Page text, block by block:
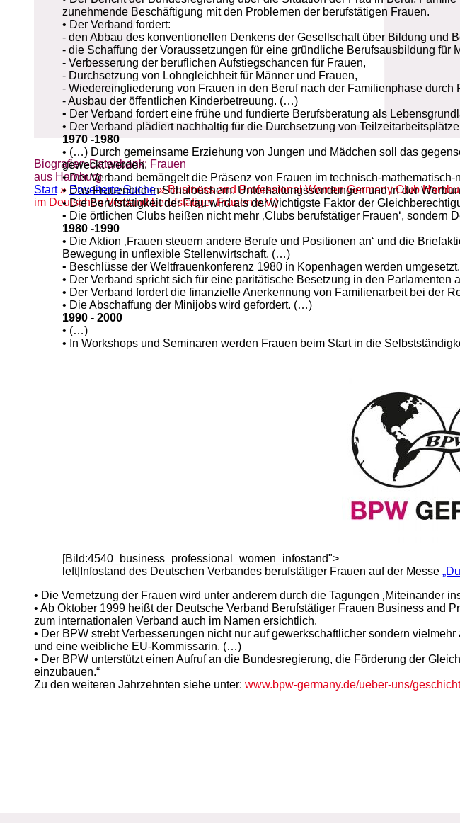
Biografien-Datenbank: Frauen
aus Hamburg
Start» Erweiterte Suche» Business and Professional Women Germany Club
im Deutschen Verband berufstätiger Frauen e.V.)
zunehmende Beschäftigung mit den Problemen der berufstätigen Frauen.
• Der Verband fordert:
- den Abbau des konventionellen Denkens der Gesellschaft über Bildung und
- die Schaffung der Voraussetzungen für eine gründliche Berufsausbildung für
- Verbesserung der beruflichen Aufstiegschancen für Frauen,
- Durchsetzung von Lohngleichheit für Männer und Frauen,
- Wiedereingliederung von Frauen in den Beruf nach der Familienphase durch
- Ausbau der öffentlichen Kinderbetreuung. (…)
• Der Verband fordert eine frühe und fundierte Berufsberatung als
• Der Verband plädiert nachhaltig für die Durchsetzung von
1970 -1980
• (…) Durch gemeinsame Erziehung von Jungen und Mädchen soll das
geweckt werden.
• Der Verband bemängelt die Präsenz von Frauen im technisch-
• Das Frauenbild in Schulbüchern, Unterhaltungssendungen und in der
• Die Berufstätigkeit der Frau wird als der wichtigste Faktor der
• Die örtlichen Clubs heißen nicht mehr ‚Clubs berufstätiger Frauen‘,
1980 -1990
• Die Aktion ‚Frauen steuern andere Berufe und Positionen an‘ und die
Bewegung in unflexible Stellenwirtschaft. (…)
• Beschlüsse der Weltfrauenkonferenz 1980 in Kopenhagen werden
• Der Verband spricht sich für eine paritätische Besetzung in den Parlamenten
• Der Verband fordert die finanzielle Anerkennung von Familienarbeit bei der
• Die Abschaffung der Minijobs wird gefordert. (…)
1990 - 2000
• (…)
• In Workshops und Seminaren werden Frauen beim Start in die
[Bild:4540_business_professional_women_infostand">
left|Infostand des Deutschen Verbandes berufstätiger Frauen auf der Messe
• Die Vernetzung der Frauen wird unter anderem durch die Tagungen ‚Miteinander
• Ab Oktober 1999 heißt der Deutsche Verband Berufstätiger Frauen Business and
zum internationalen Verband auch im Namen ersichtlich.
• Der BPW strebt Verbesserungen nicht nur auf gewerkschaftlicher sondern
und eine weibliche EU-Kommissarin. (…)
• Der BPW unterstützt einen Aufruf an die Bundesregierung, die Förderung der
einzubauen.“
Zu den weiteren Jahrzehnten siehe unter: www.bpw-germany.de/ueber-uns/